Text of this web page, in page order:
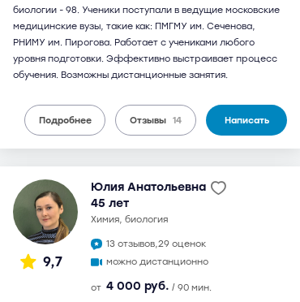
биологии - 98. Ученики поступали в ведущие московские
медицинские вузы, такие как: ПМГМУ им. Сеченова,
РНИМУ им. Пирогова. Работает с учениками любого
уровня подготовки. Эффективно выстраивает процесс
обучения. Возможны дистанционные занятия.
Подробнее Отзывы 14 Написать
9,7
Юлия Анатольевна
45 лет
химия, биология
13 отзывов,29 оценок
можно дистанционно
от 4 000 руб. / 90 мин.